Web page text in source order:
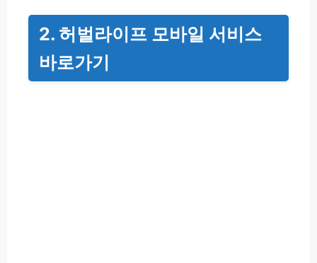
2. 허벌라이프 모바일 서비스
바로가기